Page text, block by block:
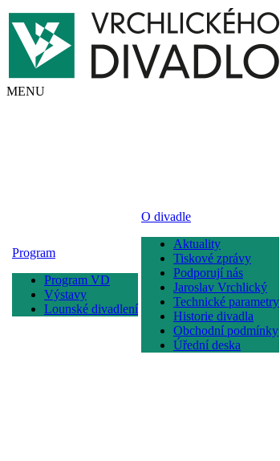
MENU
Program
Program VD
Výstavy
Lounské divadlení
O divadle
Aktuality
Tiskové zprávy
Podporují nás
Jaroslav Vrchlický
Technické parametry
Historie divadla
Obchodní podmínky
Úřední deska